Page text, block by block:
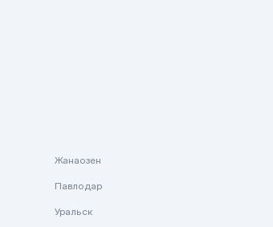
Жанаозен
Павлодар
Уральск